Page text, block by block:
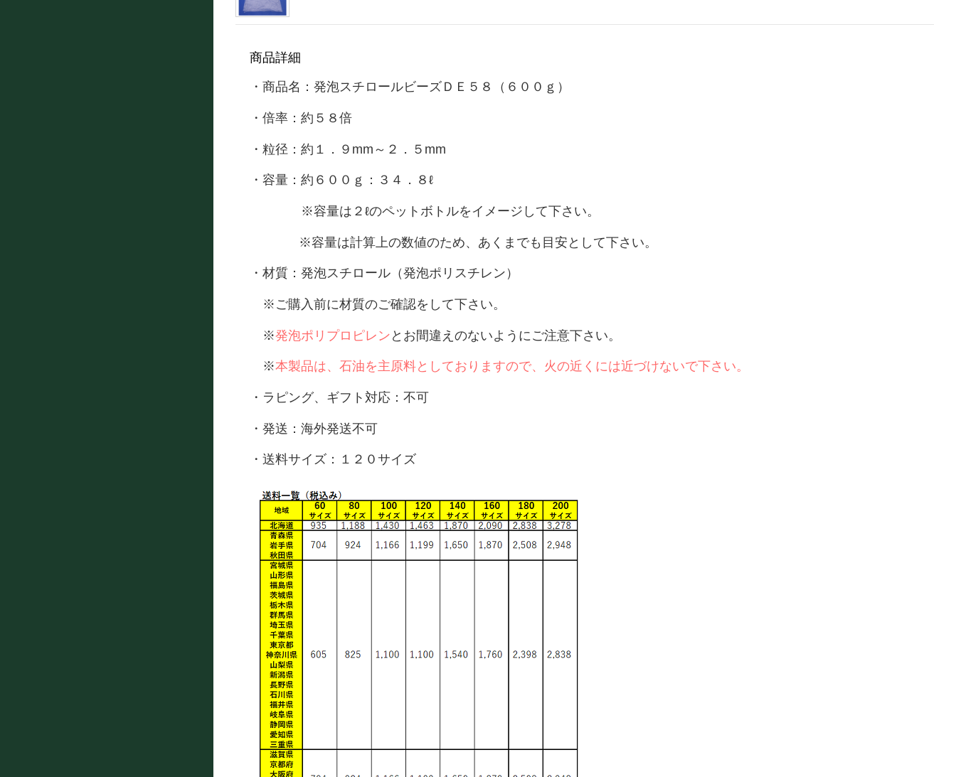
商品詳細
・商品名：発泡スチロールビーズＤＥ５８（６００ｇ）
・倍率：約５８倍
・粒径：約１．９mm～２．５mm
・容量：約６００ｇ：３４．８ℓ
※容量は２ℓのペットボトルをイメージして下さい。
※容量は計算上の数値のため、あくまでも目安として下さい。
・材質：発泡スチロール（発泡ポリスチレン）
※ご購入前に材質のご確認をして下さい。
※発泡ポリプロピレン とお間違えのないようにご注意下さい。
※本製品は、石油を主原料としておりますので、火の近くには近づけないで下さい。
・ラピング、ギフト対応：不可
・発送：海外発送不可
・送料サイズ：１２０サイズ